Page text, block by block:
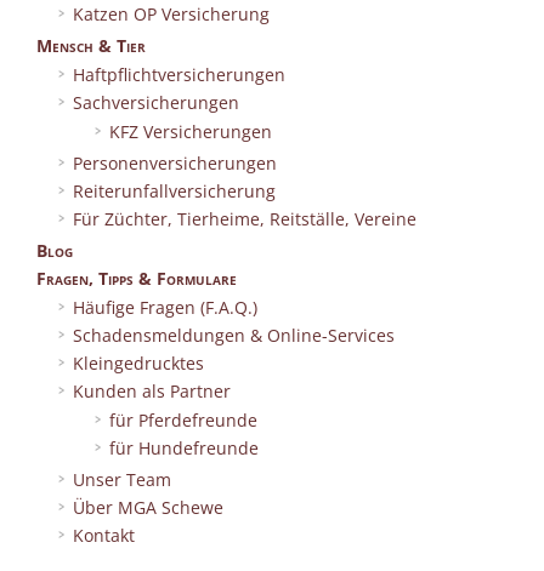
Katzen OP Versicherung
Mensch & Tier
Haftpflichtversicherungen
Sachversicherungen
KFZ Versicherungen
Personenversicherungen
Reiterunfallversicherung
Für Züchter, Tierheime, Reitställe, Vereine
Blog
Fragen, Tipps & Formulare
Häufige Fragen (F.A.Q.)
Schadensmeldungen & Online-Services
Kleingedrucktes
Kunden als Partner
für Pferdefreunde
für Hundefreunde
Unser Team
Über MGA Schewe
Kontakt